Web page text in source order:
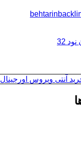
32
آنتی ویروس اورجینال